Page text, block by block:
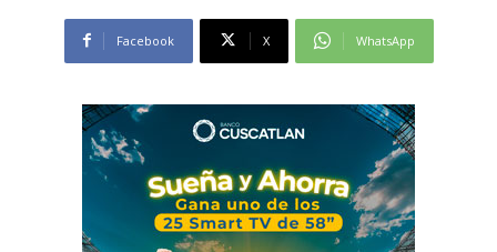
Facebook X WhatsApp